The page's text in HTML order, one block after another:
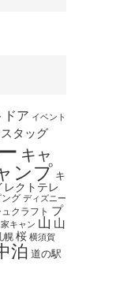
ドア イベント
タッグ
キャ
ンプ キ
レクトテレ
グ ディズニー
クラフト プ
家キャン 山 山
幌 桜 横須賀
泊 道の駅